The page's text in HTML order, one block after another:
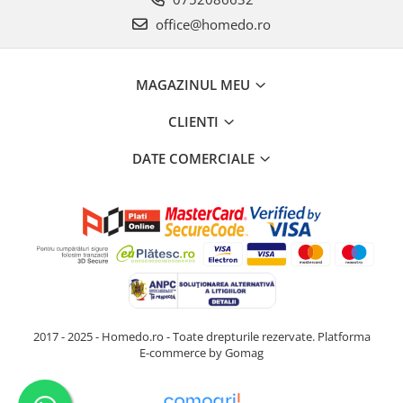
office@homedo.ro
MAGAZINUL MEU
CLIENTI
DATE COMERCIALE
2017 - 2025 - Homedo.ro - Toate drepturile rezervate. Platforma
E-commerce by Gomag